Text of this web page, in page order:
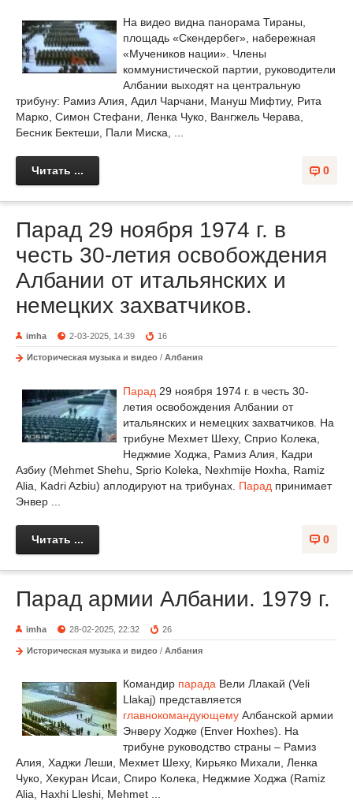
На видео видна панорама Тираны,
площадь «Скендербег», набережная
«Мучеников нации». Члены
коммунистической партии, руководители
Албании выходят на центральную
трибуну: Рамиз Алия, Адил Чарчани, Мануш Мифтиу, Рита
Марко, Симон Стефани, Ленка Чуко, Вангжель Черава,
Бесник Бектеши, Пали Миска, ...
0
Читать ...
Парад 29 ноября 1974 г. в
честь 30-летия освобождения
Албании от итальянских и
немецких захватчиков.
imha 2-03-2025, 14:39 16
Историческая музыка и видео / Албания
Парад 29 ноября 1974 г. в честь 30-
летия освобождения Албании от
итальянских и немецких захватчиков. На
трибуне Мехмет Шеху, Сприо Колека,
Неджмие Ходжа, Рамиз Алия, Кадри
Азбиу (Mehmet Shehu, Sprio Koleka, Nexhmije Hoxha, Ramiz
Alia, Kadri Azbiu) аплодируют на трибунах. Парад принимает
Энвер ...
0
Читать ...
Парад армии Албании. 1979 г.
imha 28-02-2025, 22:32 26
Историческая музыка и видео / Албания
Командир парада Вели Ллакай (Veli
Llakaj) представляется
главнокомандующему Албанской армии
Энверу Ходже (Enver Hoxhes). На
трибуне руководство страны – Рамиз
Алия, Хаджи Леши, Мехмет Шеху, Кирьяко Михали, Ленка
Чуко, Хекуран Исаи, Спиро Колека, Неджмие Ходжа (Ramiz
Alia, Haxhi Lleshi, Mehmet ...